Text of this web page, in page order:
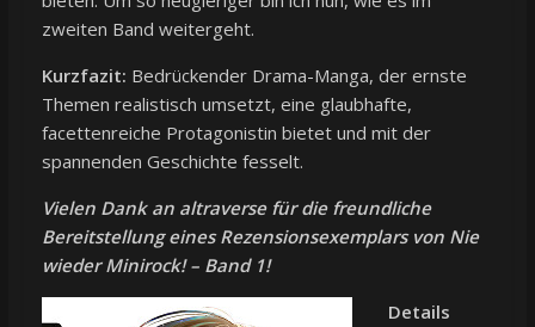
zweiten Band weitergeht.
Kurzfazit: Bedrückender Drama-Manga, der ernste
Themen realistisch umsetzt, eine glaubhafte,
facettenreiche Protagonistin bietet und mit der
spannenden Geschichte fesselt.
Vielen Dank an altraverse für die freundliche
Bereitstellung eines Rezensionsexemplars von Nie
wieder Minirock! – Band 1!
Details